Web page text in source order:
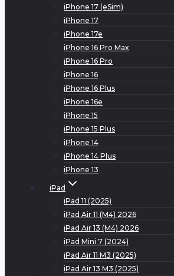
iPhone 17 (eSim)
iPhone 17
iPhone 17e
iPhone 16 Pro Max
iPhone 16 Pro
iPhone 16
iPhone 16 Plus
iPhone 16e
iPhone 15
iPhone 15 Plus
iPhone 14
iPhone 14 Plus
iPhone 13
iPad
iPad 11 (2025)
iPad Air 11 (M4) 2026
iPad Air 13 (M4) 2026
iPad Mini 7 (2024)
iPad Air 11 M3 (2025)
iPad Air 13 M3 (2025)